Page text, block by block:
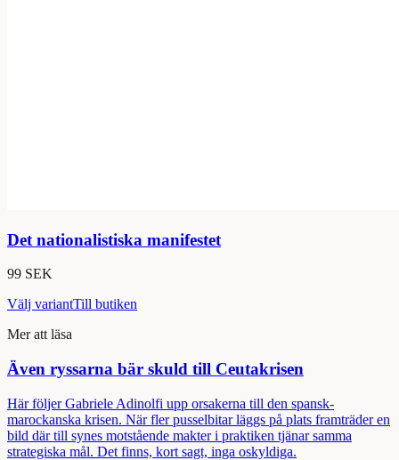
Det nationalistiska manifestet
99 SEK
Välj variantTill butiken
Mer att läsa
Även ryssarna bär skuld till Ceutakrisen
Här följer Gabriele Adinolfi upp orsakerna till den spansk-
marockanska krisen. När fler pusselbitar läggs på plats framträder en
bild där till synes motstående makter i praktiken tjänar samma
strategiska mål. Det finns, kort sagt, inga oskyldiga.